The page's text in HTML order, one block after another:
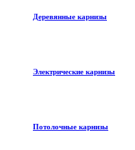
Деревянные карнизы
Электрические карнизы
Потолочные карнизы